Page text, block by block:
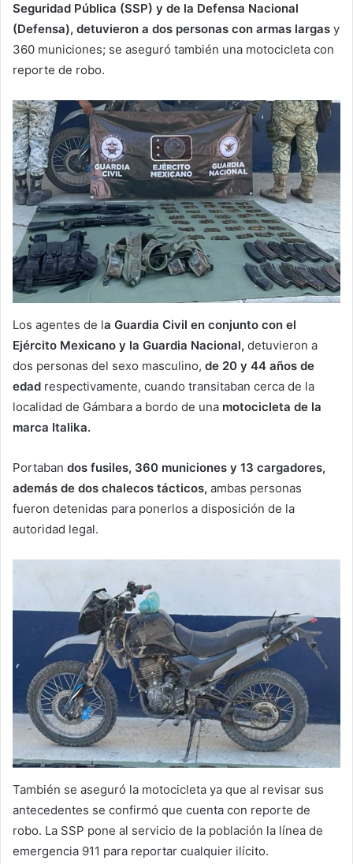
Seguridad Pública (SSP) y de la Defensa Nacional
(Defensa), detuvieron a dos personas con armas largas y
360 municiones; se aseguró también una motocicleta con
reporte de robo.
Los agentes de la Guardia Civil en conjunto con el
Ejército Mexicano y la Guardia Nacional, detuvieron a
dos personas del sexo masculino, de 20 y 44 años de
edad respectivamente, cuando transitaban cerca de la
localidad de Gámbara a bordo de una motocicleta de la
marca Italika.
Portaban dos fusiles, 360 municiones y 13 cargadores,
además de dos chalecos tácticos, ambas personas
fueron detenidas para ponerlos a disposición de la
autoridad legal.
También se aseguró la motocicleta ya que al revisar sus
antecedentes se confirmó que cuenta con reporte de
robo. La SSP pone al servicio de la población la línea de
emergencia 911 para reportar cualquier ilícito.